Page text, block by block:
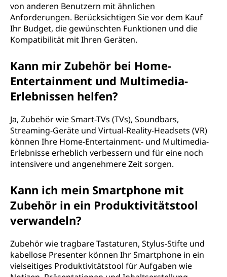
von anderen Benutzern mit ähnlichen
Anforderungen. Berücksichtigen Sie vor dem Kauf
Ihr Budget, die gewünschten Funktionen und die
Kompatibilität mit Ihren Geräten.
Kann mir Zubehör bei Home-
Entertainment und Multimedia-
Erlebnissen helfen?
Ja, Zubehör wie Smart-TVs (TVs), Soundbars,
Streaming-Geräte und Virtual-Reality-Headsets (VR)
können Ihre Home-Entertainment- und Multimedia-
Erlebnisse erheblich verbessern und für eine noch
intensivere und angenehmere Zeit sorgen.
Kann ich mein Smartphone mit
Zubehör in ein Produktivitätstool
verwandeln?
Zubehör wie tragbare Tastaturen, Stylus-Stifte und
kabellose Presenter können Ihr Smartphone in ein
vielseitiges Produktivitätstool für Aufgaben wie